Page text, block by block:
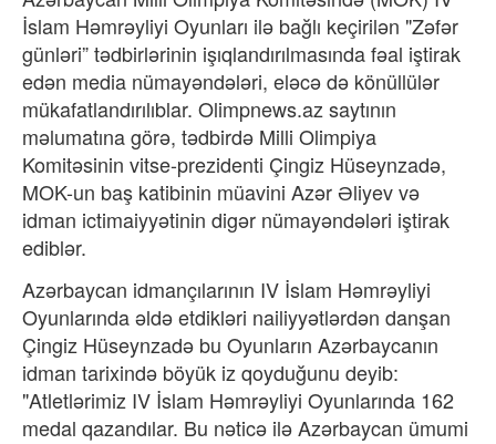
İslam Həmrəyliyi Oyunları ilə bağlı keçirilən "Zəfər
günləri” tədbirlərinin işıqlandırılmasında fəal iştirak
edən media nümayəndələri, eləcə də könüllülər
mükafatlandırılıblar. Olimpnews.az saytının
məlumatına görə, tədbirdə Milli Olimpiya
Komitəsinin vitse-prezidenti Çingiz Hüseynzadə,
MOK-un baş katibinin müavini Azər Əliyev və
idman ictimaiyyətinin digər nümayəndələri iştirak
ediblər.
Azərbaycan idmançılarının IV İslam Həmrəyliyi
Oyunlarında əldə etdikləri nailiyyətlərdən danşan
Çingiz Hüseynzadə bu Oyunların Azərbaycanın
idman tarixində böyük iz qoyduğunu deyib:
"Atletlərimiz IV İslam Həmrəyliyi Oyunlarında 162
medal qazandılar. Bu nəticə ilə Azərbaycan ümumi